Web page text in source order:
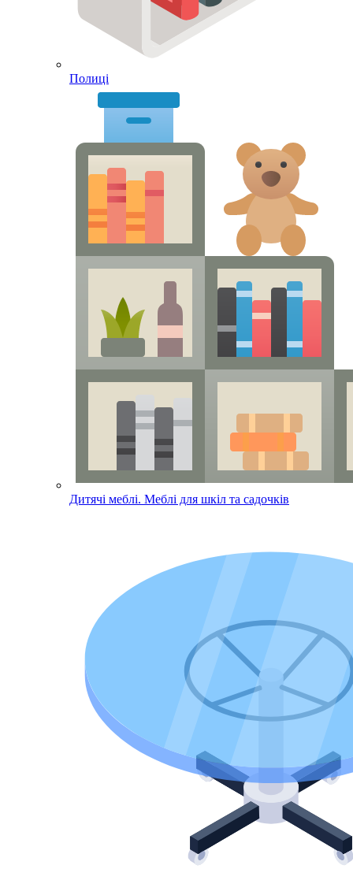
Полиці
Дитячі меблі. Меблі для шкіл та садочків